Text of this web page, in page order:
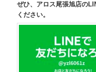
ぜひ、アロス尾張旭店の
ください。